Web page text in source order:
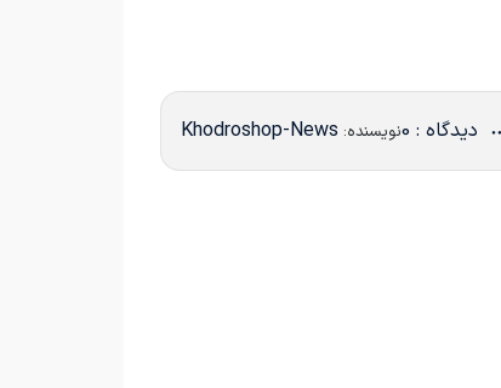
دیدگاه : 0 نویسنده: Khodroshop-News